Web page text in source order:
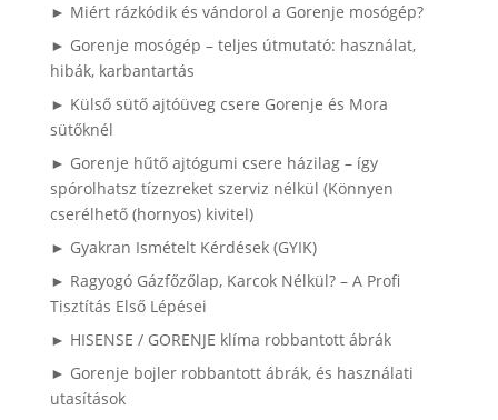
► Miért rázkódik és vándorol a Gorenje mosógép?
► Gorenje mosógép – teljes útmutató: használat,
hibák, karbantartás
► Külső sütő ajtóüveg csere Gorenje és Mora
sütőknél
► Gorenje hűtő ajtógumi csere házilag – így
spórolhatsz tízezreket szerviz nélkül (Könnyen
cserélhető (hornyos) kivitel)
► Gyakran Ismételt Kérdések (GYIK)
► Ragyogó Gázfőzőlap, Karcok Nélkül? – A Profi
Tisztítás Első Lépései
► HISENSE / GORENJE klíma robbantott ábrák
► Gorenje bojler robbantott ábrák, és használati
utasítások